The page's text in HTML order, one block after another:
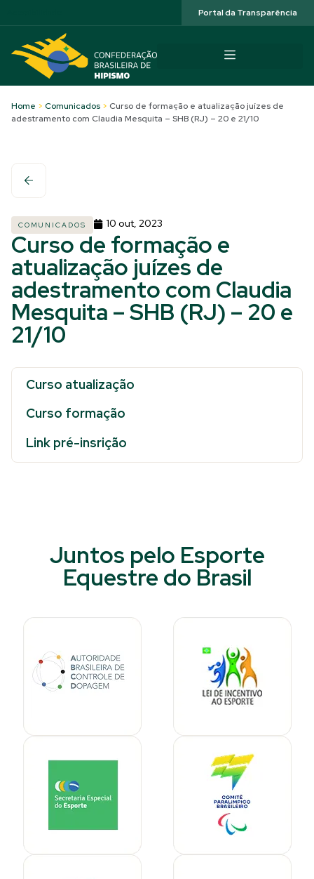
Portal da Transparência
Home > Comunicados > Curso de formação e atualização juízes de
adestramento com Claudia Mesquita – SHB (RJ) – 20 e 21/10
COMUNICADOS 10 out, 2023
Curso de formação e
atualização juízes de
adestramento com Claudia
Mesquita – SHB (RJ) – 20 e
21/10
Curso atualização
Curso formação
Link pré-insrição
Juntos pelo Esporte
Equestre do Brasil